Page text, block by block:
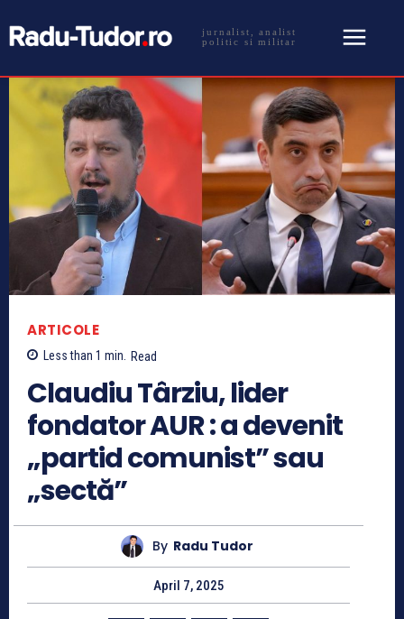
jurnalist, analist
politic si militar
ARTICOLE
Less than 1 min. Read
Claudiu Târziu, lider
fondator AUR : a devenit
„partid comunist” sau
„sectă”
By Radu Tudor
April 7, 2025